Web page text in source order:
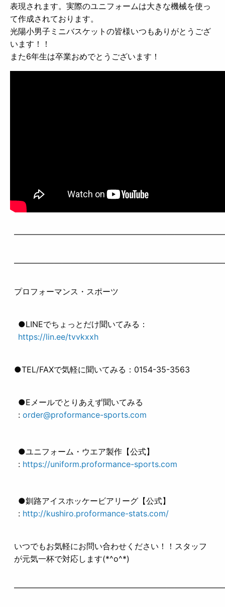
表現されます。実際のユニフォームは大きな機械を使っ
て作成されております。
光陽小男子ミニバスケットの皆様いつもありがとうござ
います！！
また6年生は卒業おめでとうございます！
プロフォーマンス・スポーツ
●LINEでちょっとだけ聞いてみる：
https://lin.ee/tvvkxxh
●TEL/FAXで気軽に聞いてみる：0154-35-3563
●Eメールでとりあえず聞いてみる
: order@proformance-sports.com
●ユニフォーム・ウエア製作【公式】
: https://uniform.proformance-sports.com
●釧路アイスホッケービアリーグ【公式】
: http://kushiro.proformance-stats.com/
いつでもお気軽にお問い合わせください！！スタッフ
が元気一杯で対応します(*^o^*)